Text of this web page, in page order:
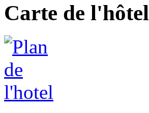
Carte de l'hôtel